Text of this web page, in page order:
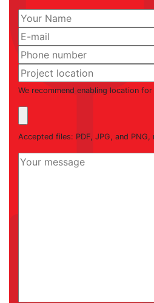
We recommend enabling location
Accepted files: PDF, JPG, and PNG,